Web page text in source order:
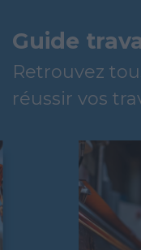
Guide
Retrouvez
réussir vos
Que